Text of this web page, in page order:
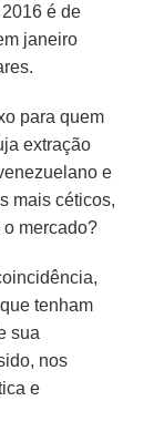
é de
janeiro
para quem
extração
e
mais céticos,
mercado?
tenham
sua
nos
e